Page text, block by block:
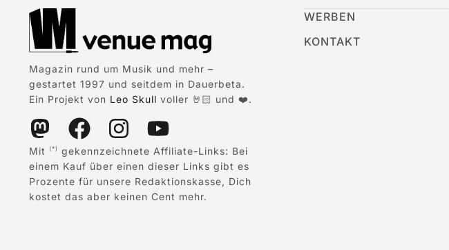
Magazin rund um Musik und mehr –
gestartet 1997 und seitdem in Dauerbeta.
Ein Projekt von Leo Skull voller 🤘🏻 und ❤️.
Mit (*)
gekennzeichnete Affiliate-Links: Bei
einem Kauf über einen dieser Links gibt es
Prozente für unsere Redaktionskasse, Dich
kostet das aber keinen Cent mehr.
WERBEN
KONTAKT